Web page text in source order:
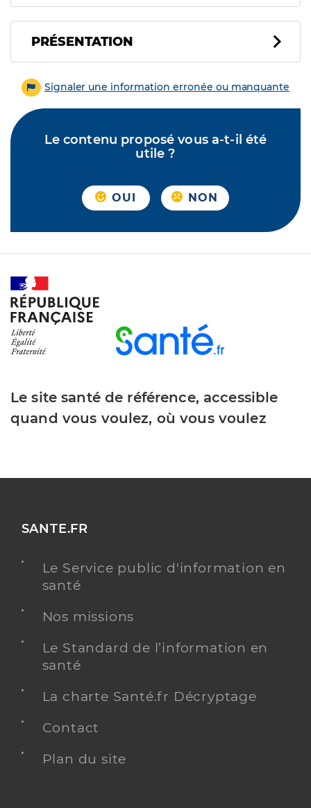
PRÉSENTATION
Signaler une information erronée ou manquante
Le contenu proposé vous a-t-il été
utile ?
OUI NON
Le site santé de référence, accessible
quand vous voulez, où vous voulez
SANTE.FR
Le Service public d'information en
santé
Nos missions
Le Standard de l’information en
santé
La charte Santé.fr Décryptage
Contact
Plan du site